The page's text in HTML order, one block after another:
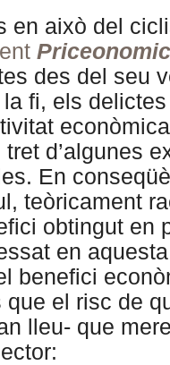
en això del
des del seu
fi, els
d’algunes
En
teòricament
obtingut en
en
benefici
el risc de
lleu- que